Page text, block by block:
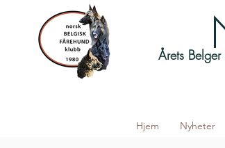
Årets
Hjem Nyheter